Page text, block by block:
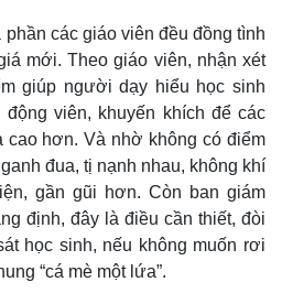
các giáo viên đều đồng tình
mới. Theo giáo viên, nhận xét
giúp người dạy hiểu học sinh
viên, khuyến khích để các
cao hơn. Và nhờ không có điểm
đua, tị nạnh nhau, không khí
gần gũi hơn. Còn ban giám
định, đây là điều cần thiết, đòi
học sinh, nếu không muốn rơi
“cá mè một lứa”.